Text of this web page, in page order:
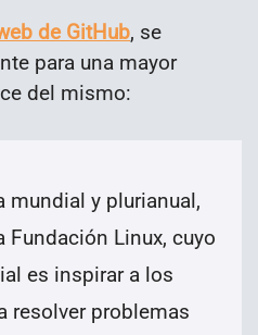
de GitHub, se
para una mayor
del mismo:
mundial y plurianual,
Fundación Linux, cuyo
es inspirar a los
resolver problemas